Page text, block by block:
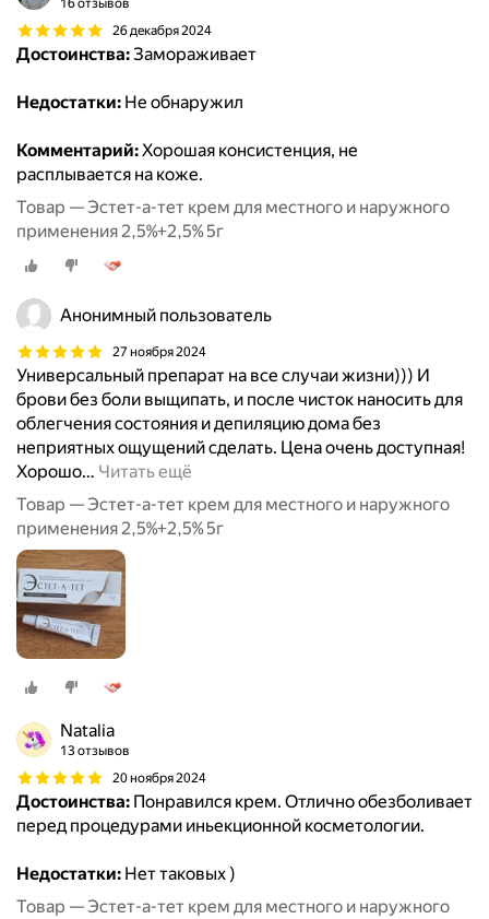
16 отзывов
26 декабря 2024
Достоинства:Замораживает
Недостатки: Не обнаружил
Комментарий:Хорошая консистенция, не
расплывается на коже.
Товар — Эстет-а-тет крем для местного и наружного
применения 2,5%+2,5% 5г
Анонимный пользователь
27 ноября 2024
Универсальный препарат на все случаи жизни))) И
брови без боли выщипать, и после чисток наносить для
облегчения состояния и депиляцию дома без
неприятных ощущений сделать. Цена очень доступная!
Хорошо… Читать ещё
Товар — Эстет-а-тет крем для местного и наружного
применения 2,5%+2,5% 5г
Natalia
13 отзывов
20 ноября 2024
Достоинства: Понравился крем. Отлично обезболивает
перед процедурами иньекционной косметологии.
Недостатки: Нет таковых )
Товар — Эстет-а-тет крем для местного и наружного